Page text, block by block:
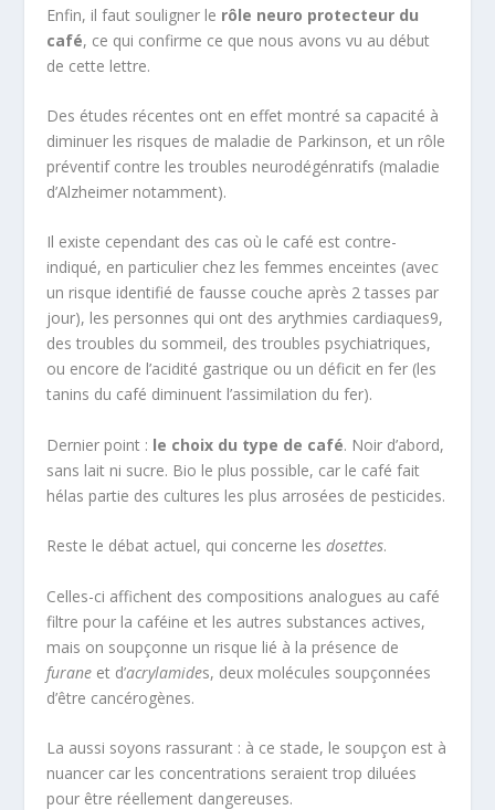
Enfin, il faut souligner le rôle neuro protecteur du
café, ce qui confirme ce que nous avons vu au début
de cette lettre.
Des études récentes ont en effet montré sa capacité à
diminuer les risques de maladie de Parkinson, et un rôle
préventif contre les troubles neurodégénratifs (maladie
d’Alzheimer notamment).
Il existe cependant des cas où le café est contre-
indiqué, en particulier chez les femmes enceintes (avec
un risque identifié de fausse couche après 2 tasses par
jour), les personnes qui ont des arythmies cardiaques9,
des troubles du sommeil, des troubles psychiatriques,
ou encore de l’acidité gastrique ou un déficit en fer (les
tanins du café diminuent l’assimilation du fer).
Dernier point : le choix du type de café. Noir d’abord,
sans lait ni sucre. Bio le plus possible, car le café fait
hélas partie des cultures les plus arrosées de pesticides.
Reste le débat actuel, qui concerne lesdosettes.
Celles-ci affichent des compositions analogues au café
filtre pour la caféine et les autres substances actives,
mais on soupçonne un risque lié à la présence de
furane et d’acrylamides, deux molécules soupçonnées
d’être cancérogènes.
La aussi soyons rassurant : à ce stade, le soupçon est à
nuancer car les concentrations seraient trop diluées
pour être réellement dangereuses.